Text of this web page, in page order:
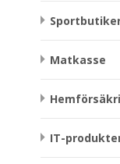
Matkasse
IT-